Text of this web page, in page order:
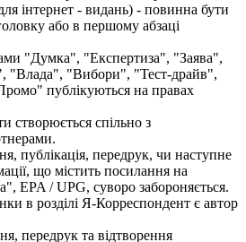
інтернет - видань) - повинна бути
або в першому абзаці
"Думка", "Експертиза", "Заява",
"Влада", "Вибори", "Тест-драйв",
публікуються на правах
створюється спільно з
публікація, передрук, чи наступне
що містить посилання на
EPA / UPG, суворо забороняється.
в розділі Я-Корреспондент є автор
передрук та відтворення